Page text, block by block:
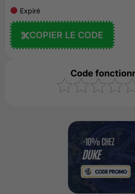
Expiré
COPIER LE CODE
Code